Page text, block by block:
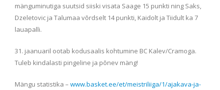
mänguminutiga suutsid siiski visata Saage 15 punkti ning Saks,
Dzeletovic ja Talumaa võrdselt 14 punkti, Kaidolt ja Tiidult ka 7
lauapalli.
31. jaanuaril ootab kodusaalis kohtumine BC Kalev/Cramoga.
Tuleb kindalasti pingeline ja põnev mäng!
Mängu statistika – www.basket.ee/et/meistriliiga/1/ajakava-ja-